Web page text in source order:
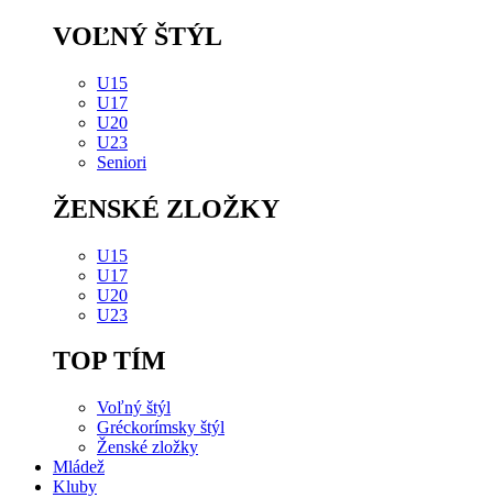
VOĽNÝ ŠTÝL
U15
U17
U20
U23
Seniori
ŽENSKÉ ZLOŽKY
U15
U17
U20
U23
TOP TÍM
Voľný štýl
Gréckorímsky štýl
Ženské zložky
Mládež
Kluby